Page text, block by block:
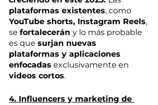
plataformas existentes, como
YouTube shorts, Instagram Reels,
se fortalecerán y lo más probable
es que surjan nuevas
plataformas y aplicaciones
enfocadas exclusivamente en
videos cortos.
4. Influencers y marketing de